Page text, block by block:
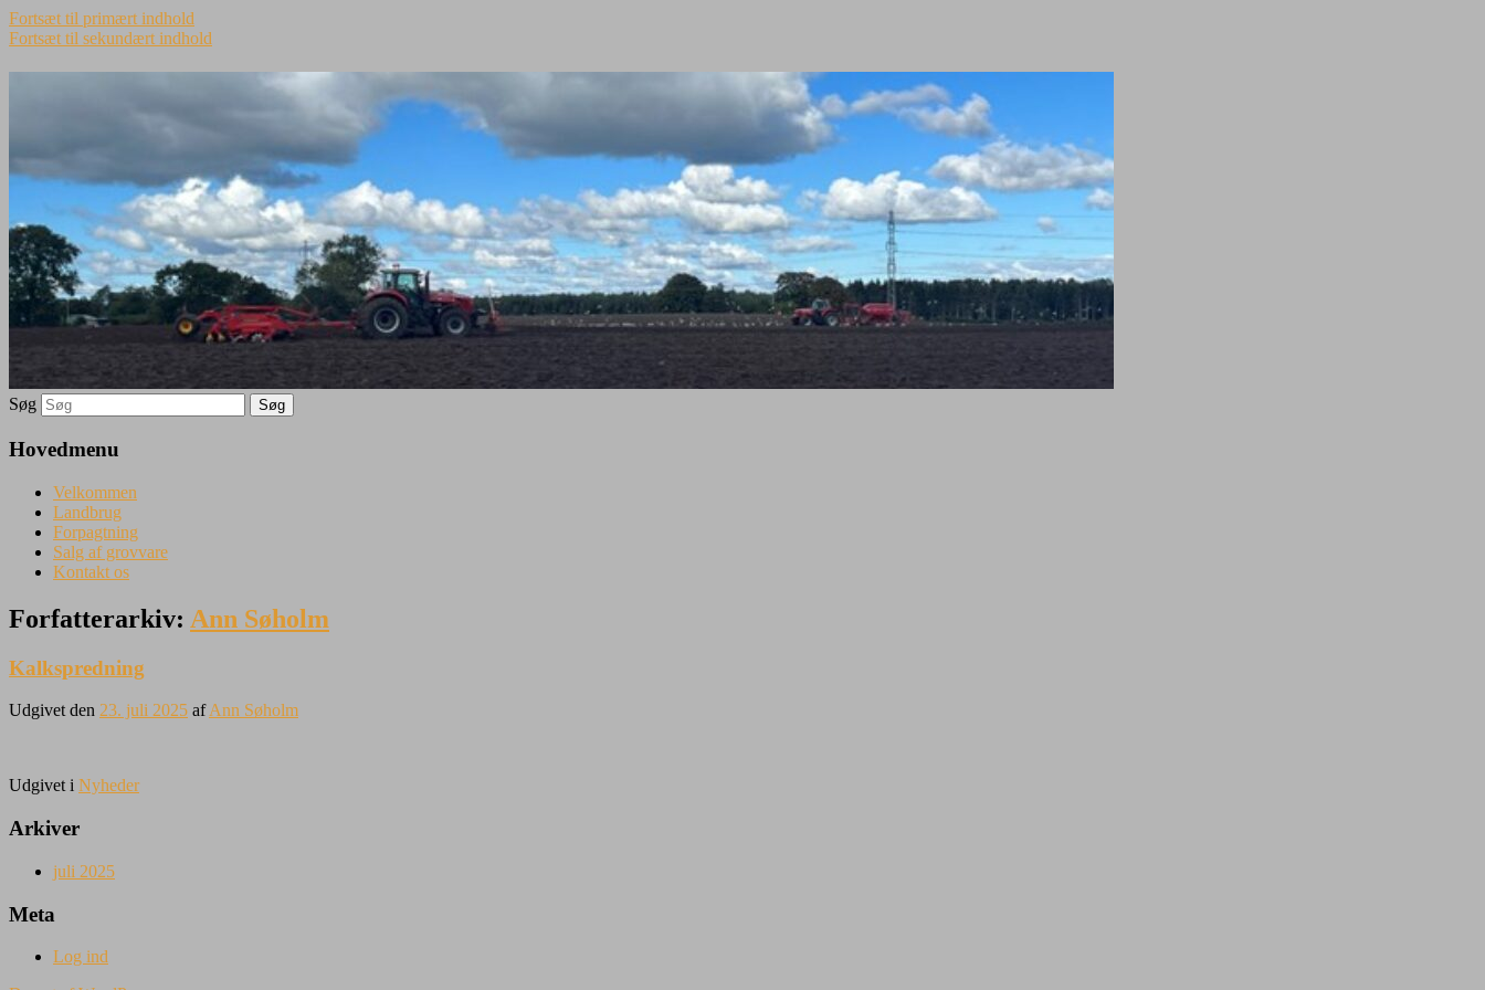
Fortsæt til primært indhold
Fortsæt til sekundært indhold
Søg
Hovedmenu
Velkommen
Landbrug
Forpagtning
Salg af grovvare
Kontakt os
Forfatterarkiv: Ann Søholm
Kalkspredning
Udgivet den 23. juli 2025 afAnn Søholm
Udgivet i Nyheder
Arkiver
juli 2025
Meta
Log ind